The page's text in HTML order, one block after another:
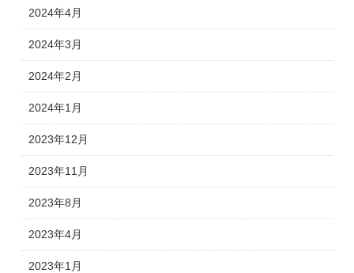
2024年4月
2024年3月
2024年2月
2024年1月
2023年12月
2023年11月
2023年8月
2023年4月
2023年1月